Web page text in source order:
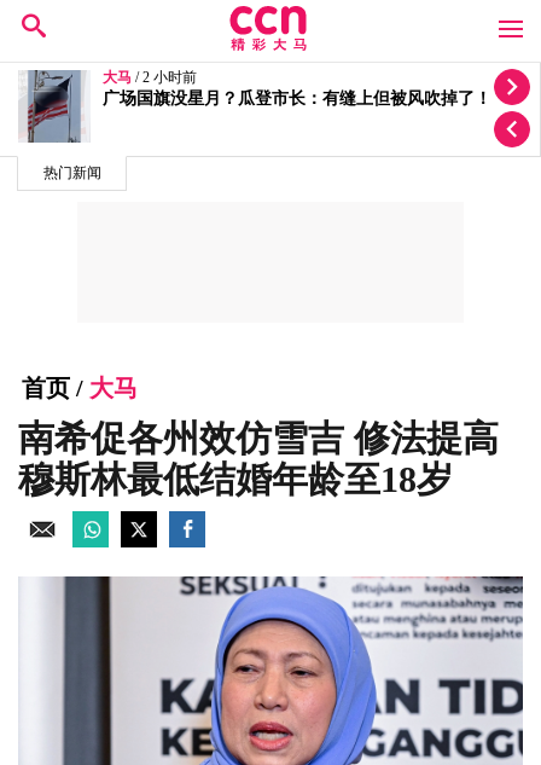
热门新闻
大马 / 4 小时前
不会步柔森后尘！倪可敏：霹雳会掀“红色浪潮”
首页 / 大马
南希促各州效仿雪吉 修法提高
穆斯林最低结婚年龄至18岁